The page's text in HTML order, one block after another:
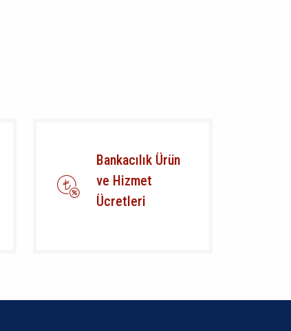
Bankacılık Ürün
ve Hizmet
Ücretleri